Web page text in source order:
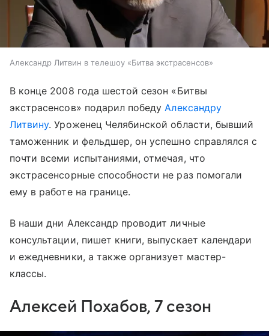
Александр Литвин в телешоу «Битва экстрасенсов»
В конце 2008 года шестой сезон «Битвы
экстрасенсов» подарил победуАлександру
Литвину. Уроженец Челябинской области, бывший
таможенник и фельдшер, он успешно справлялся с
почти всеми испытаниями, отмечая, что
экстрасенсорные способности не раз помогали
ему в работе на границе.
В наши дни Александр проводит личные
консультации, пишет книги, выпускает календари
и ежедневники, а также организует мастер-
классы.
Алексей Похабов, 7 сезон